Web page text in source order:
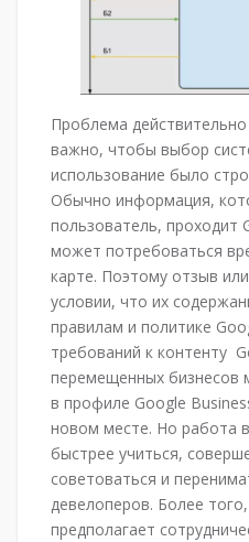
Проблема
важно, чтобы выбор
использование было
Обычно информация,
пользователь, проходит
может потребоваться
карте. Поэтому отзыв
условии, что их
правилам и политике
требований к контенту
перемещенных бизнесов
в профиле Google
новом месте. Но работа
быстрее учиться,
советоваться и
девелоперов. Более
предполагает